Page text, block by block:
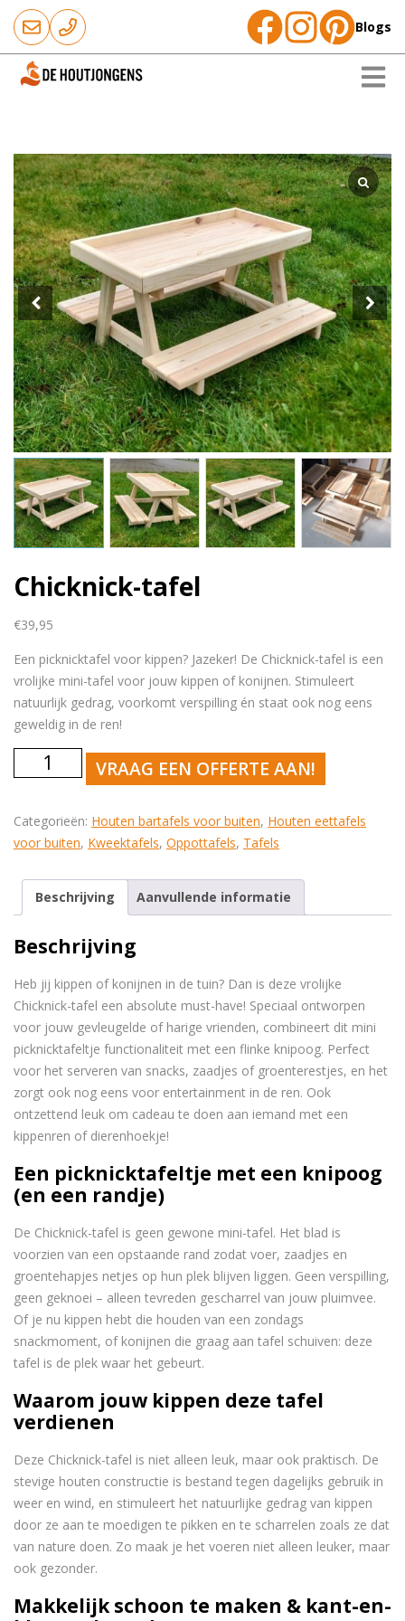
Blogs
Chicknick-tafel
€39,95
Een picknicktafel voor kippen? Jazeker! De Chicknick-tafel is een
vrolijke mini-tafel voor jouw kippen of konijnen. Stimuleert
natuurlijk gedrag, voorkomt verspilling én staat ook nog eens
geweldig in de ren!
Chicknick-
tafel
VRAAG EEN OFFERTE AAN!
Categorieën: Houten bartafels voor buiten, Houten eettafels
voor buiten, Kweektafels, Oppottafels, Tafels
Beschrijving Aanvullende informatie
Beschrijving
Heb jij kippen of konijnen in de tuin? Dan is deze vrolijke
Chicknick-tafel een absolute must-have! Speciaal ontworpen
voor jouw gevleugelde of harige vrienden, combineert dit mini
picknicktafeltje functionaliteit met een flinke knipoog. Perfect
voor het serveren van snacks, zaadjes of groenterestjes, en het
zorgt ook nog eens voor entertainment in de ren. Ook
ontzettend leuk om cadeau te doen aan iemand met een
kippenren of dierenhoekje!
Een picknicktafeltje met een knipoog
(en een randje)
De Chicknick-tafel is geen gewone mini-tafel. Het blad is
voorzien van een opstaande rand zodat voer, zaadjes en
groentehapjes netjes op hun plek blijven liggen. Geen verspilling,
geen geknoei – alleen tevreden gescharrel van jouw pluimvee.
Of je nu kippen hebt die houden van een zondags
snackmoment, of konijnen die graag aan tafel schuiven: deze
tafel is de plek waar het gebeurt.
Waarom jouw kippen deze tafel
verdienen
Deze Chicknick-tafel is niet alleen leuk, maar ook praktisch. De
stevige houten constructie is bestand tegen dagelijks gebruik in
weer en wind, en stimuleert het natuurlijke gedrag van kippen
door ze aan te moedigen te pikken en te scharrelen zoals ze dat
van nature doen. Zo maak je het voeren niet alleen leuker, maar
ook gezonder.
Makkelijk schoon te maken & kant-en-